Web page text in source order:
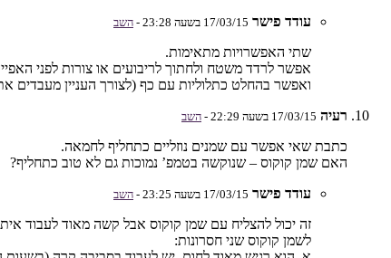
עודד פישר 17/03/15 בשעה 23:28 - השב
שתי האפשרויות מתאימות.
אפשר לרדד משטח ולחתוך לריבועים או צורות לפני
ואפשר בהחלט כתלוליות עם כף (לצורך העניין מעבדים
רעיה 17/03/15 בשעה 22:29 - השב
כתבת שאי אפשר עם שמנים נוזליים כתחליף לחמאה.
האם שמן קוקוס – שנוקשה בטמפ’ נמוכות גם לא טוב כתחליף?
עודד פישר 17/03/15 בשעה 23:25 - השב
זה יכול להצליח עם שמן קוקוס אבל קשה מאוד לעבוד
לשמן קוקוס שני חסרונות: